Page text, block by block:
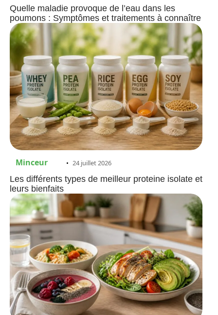
Quelle maladie provoque de l’eau dans les
poumons : Symptômes et traitements à connaître
Minceur 24 juillet 2026
Les différents types de meilleur proteine isolate et
leurs bienfaits